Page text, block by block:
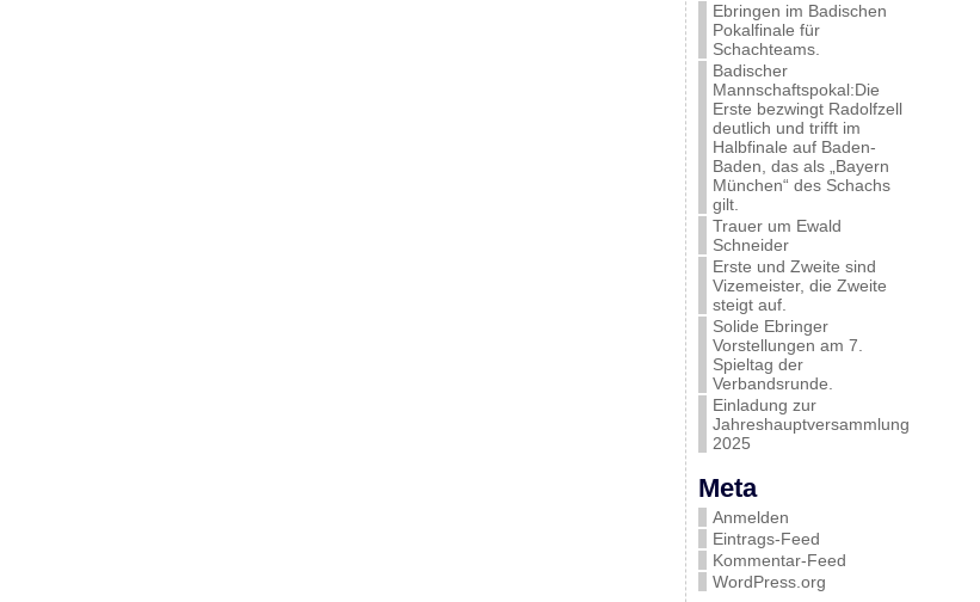
Ebringen im Badischen
Pokalfinale für
Schachteams.
Badischer
Mannschaftspokal:Die
Erste bezwingt Radolfzell
deutlich und trifft im
Halbfinale auf Baden-
Baden, das als „Bayern
München“ des Schachs
gilt.
Trauer um Ewald
Schneider
Erste und Zweite sind
Vizemeister, die Zweite
steigt auf.
Solide Ebringer
Vorstellungen am 7.
Spieltag der
Verbandsrunde.
Einladung zur
Jahreshauptversammlung
2025
Meta
Anmelden
Eintrags-Feed
Kommentar-Feed
WordPress.org